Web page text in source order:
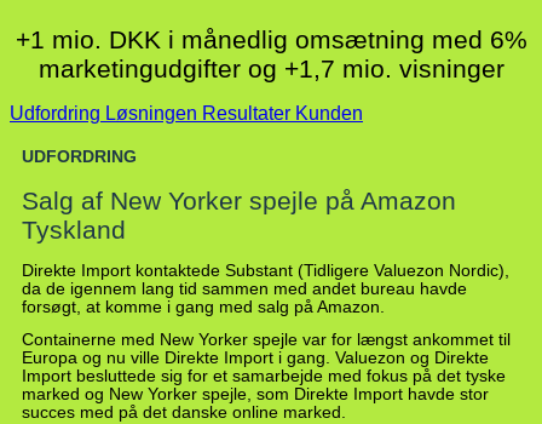
+1 mio. DKK i månedlig omsætning med 6%
marketingudgifter og +1,7 mio. visninger
Udfordring Løsningen Resultater Kunden
UDFORDRING
Salg af New Yorker spejle på Amazon
Tyskland
Direkte Import kontaktede Substant (Tidligere Valuezon Nordic),
da de igennem lang tid sammen med andet bureau havde
forsøgt, at komme i gang med salg på Amazon.
Containerne med New Yorker spejle var for længst ankommet til
Europa og nu ville Direkte Import i gang. Valuezon og Direkte
Import besluttede sig for et samarbejde med fokus på det tyske
marked og New Yorker spejle, som Direkte Import havde stor
succes med på det danske online marked.